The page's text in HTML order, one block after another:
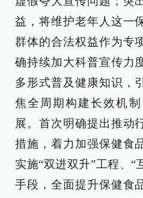
益，将维护老年人这一
群体的合法权益作为专
确持续加大科普宣传力
多形式普及健康知识，
焦全周期构建长效机
展。首次明确提出推动
措施，着力加强保健食
实施“双进双升”工程、
手段，全面提升保健食